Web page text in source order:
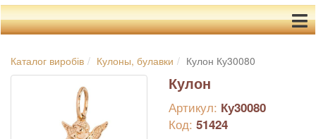
Каталог виробів Кулоны, булавки Кулон Ку30080
Кулон
Артикул: Ку30080
Код: 51424